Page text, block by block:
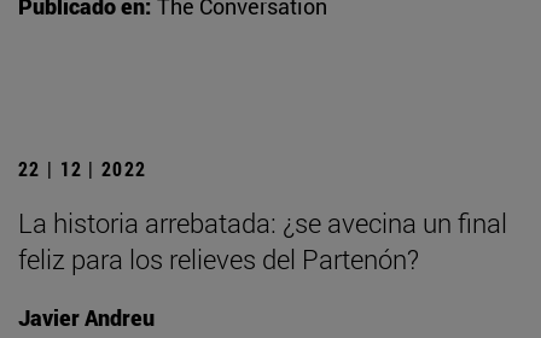
Publicado en: The Conversation
22 | 12 | 2022
La historia arrebatada: ¿se avecina un final
feliz para los relieves del Partenón?
Javier Andreu